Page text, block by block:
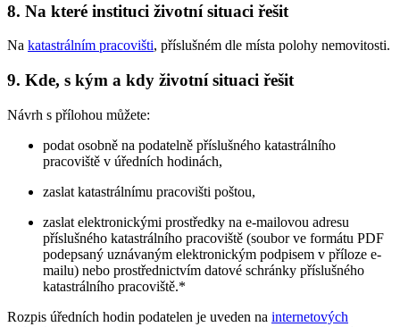
8. Na které instituci životní situaci řešit
Na katastrálním pracovišti, příslušném dle místa polohy nemovitosti.
9. Kde, s kým a kdy životní situaci řešit
Návrh s přílohou můžete:
podat osobně na podatelně příslušného katastrálního
pracoviště v úředních hodinách,
zaslat katastrálnímu pracovišti poštou,
zaslat elektronickými prostředky na e-mailovou adresu
příslušného katastrálního pracoviště (soubor ve formátu PDF
podepsaný uznávaným elektronickým podpisem v příloze e-
mailu) nebo prostřednictvím datové schránky příslušného
katastrálního pracoviště.*
Rozpis úředních hodin podatelen je uveden na internetových